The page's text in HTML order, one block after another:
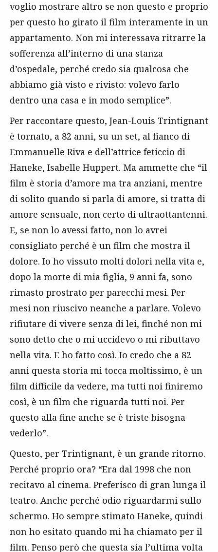
voglio mostrare altro se non questo e proprio
per questo ho girato il film interamente in un
appartamento. Non mi interessava ritrarre la
sofferenza all’interno di una stanza
d’ospedale, perché credo sia qualcosa che
abbiamo già visto e rivisto: volevo farlo
dentro una casa e in modo semplice”.
Per raccontare questo, Jean-Louis Trintignant
è tornato, a 82 anni, su un set, al fianco di
Emmanuelle Riva e dell’attrice feticcio di
Haneke, Isabelle Huppert. Ma ammette che “il
film è storia d’amore ma tra anziani, mentre
di solito quando si parla di amore, si tratta di
amore sensuale, non certo di ultraottantenni.
E, se non lo avessi fatto, non lo avrei
consigliato perché è un film che mostra il
dolore. Io ho vissuto molti dolori nella vita e,
dopo la morte di mia figlia, 9 anni fa, sono
rimasto prostrato per parecchi mesi. Per
mesi non riuscivo neanche a parlare. Volevo
rifiutare di vivere senza di lei, finché non mi
sono detto che o mi uccidevo o mi ributtavo
nella vita. E ho fatto così. Io credo che a 82
anni questa storia mi tocca moltissimo, è un
film difficile da vedere, ma tutti noi finiremo
così, è un film che riguarda tutti noi. Per
questo alla fine anche se è triste bisogna
vederlo”.
Questo, per Trintignant, è un grande ritorno.
Perché proprio ora? “Era dal 1998 che non
recitavo al cinema. Preferisco di gran lunga il
teatro. Anche perché odio riguardarmi sullo
schermo. Ho sempre stimato Haneke, quindi
non ho esitato quando mi ha chiamato per il
film. Penso però che questa sia l’ultima volta